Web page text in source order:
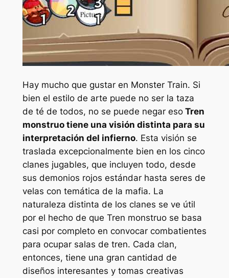
Hay mucho que gustar en Monster Train. Si
bien el estilo de arte puede no ser la taza
de té de todos, no se puede negar eso Tren
monstruotiene una visión distinta para su
interpretación del infierno. Esta visión se
traslada excepcionalmente bien en los cinco
clanes jugables, que incluyen todo, desde
sus demonios rojos estándar hasta seres de
velas con temática de la mafia. La
naturaleza distinta de los clanes se ve útil
por el hecho de que Tren monstruose basa
casi por completo en convocar combatientes
para ocupar salas de tren. Cada clan,
entonces, tiene una gran cantidad de
diseños interesantes y tomas creativas